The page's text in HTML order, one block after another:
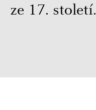
ze 17. století.